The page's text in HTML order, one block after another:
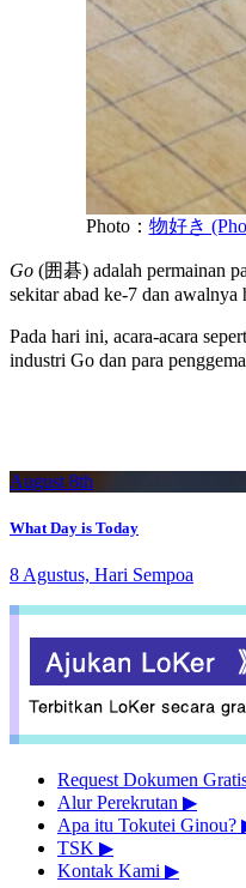
Photo： 物好き
Go (囲碁) adalah permainan
sekitar abad ke-7 dan
Pada hari ini, acara-acara
industri Go dan para
August 8th
What Day is Today
8 Agustus, Hari Sempoa
Request Dokumen
Alur Perekrutan ▶︎
Apa itu Tokutei Ginou?
TSK ▶︎
Kontak Kami ▶︎